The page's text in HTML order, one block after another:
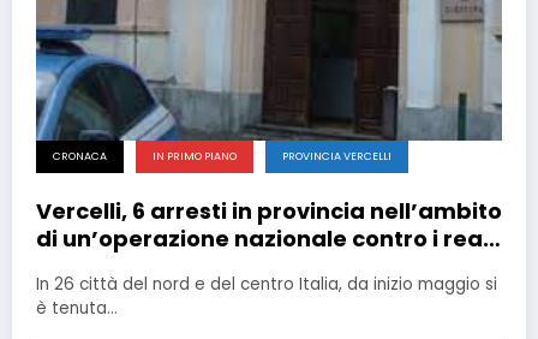
CRONACA IN PRIMO PIANO PROVINCIA VERCELLI
Vercelli, 6 arresti in provincia nell’ambito
di un’operazione nazionale contro i reati
In 26 città del nord e del centro Italia, da inizio maggio si
è tenuta…